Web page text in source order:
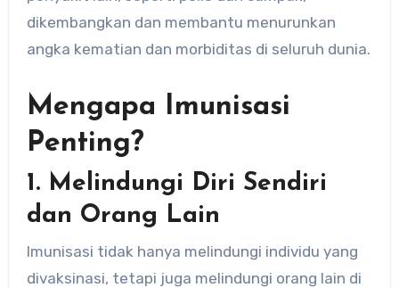
dikembangkan dan membantu menurunkan
angka kematian dan morbiditas di seluruh dunia.
Mengapa Imunisasi
Penting?
1. Melindungi Diri Sendiri
dan Orang Lain
Imunisasi tidak hanya melindungi individu yang
divaksinasi, tetapi juga melindungi orang lain di